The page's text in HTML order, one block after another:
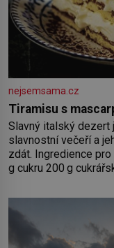
nejsemsama.cz
Tiramisu s
Slavný italský dezert
slavnostní večeří a
zdát. Ingredience pro 4 osoby: 250 g
g cukru 200 g cukrářských piškotů 250 ml silné kávy 2 lžíce
bílků. Žloutky
do nich vmíchejte